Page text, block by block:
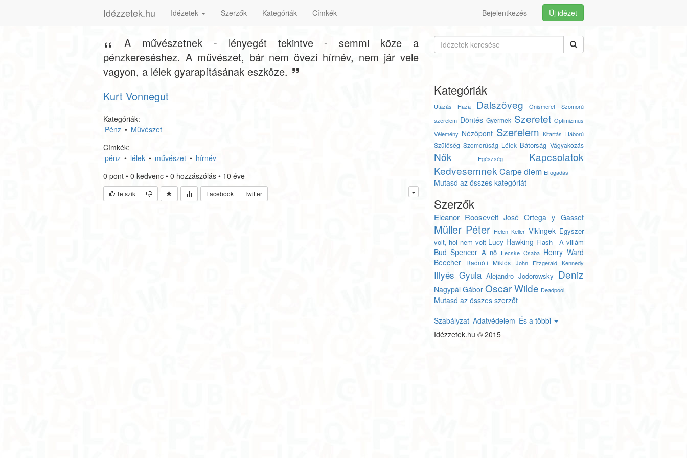
Idézzetek.hu Idézetek Szerzők Kategóriák Címkék Új idézet
Bejelentkezés
A művészetnek - lényegét tekintve - semmi köze a
pénzkereséshez. A művészet, bár nem övezi hírnév, nem jár vele
vagyon, a lélek gyarapításának eszköze.
Kurt Vonnegut
Kategóriák:
Pénz • Művészet
Címkék:
pénz • lélek • művészet • hírnév
0 pont • 0 kedvenc • 0 hozzászólás • 10 éve
Tetszik Facebook Twitter
Kategóriák
Utazás Haza Dalszöveg Önismeret
Szomorú
szerelem Döntés Gyermek Szeretet Optimizmus
Vélemény Nézőpont Szerelem Kitartás Háború
Szülőség Szomorúság Lélek Bátorság Vágyakozás
Nők Egészség
Kapcsolatok
Kedvesemnek Carpe diem Elfogadás
Mutasd az összes kategóriát
Szerzők
Eleanor Roosevelt José Ortega y Gasset
Müller Péter Helen Keller Vikingek Egyszer
volt, hol nem volt Lucy Hawking Flash - A villám
Bud Spencer A nő Fecske Csaba Henry Ward
Beecher
Radnóti Miklós John Fitzgerald Kennedy
Illyés Gyula Alejandro Jodorowsky Deniz
Nagypál Gábor Oscar Wilde Deadpool
Mutasd az összes szerzőt
Szabályzat Adatvédelem És a többi
Idézzetek.hu © 2015